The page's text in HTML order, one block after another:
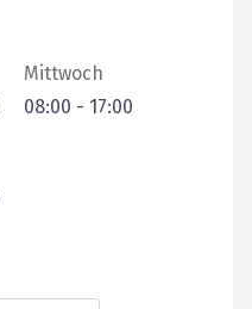
Mittwoch
08:00 - 17:00